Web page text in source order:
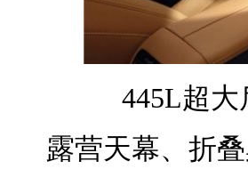
445L超
露营天幕、折